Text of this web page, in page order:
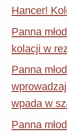
Hancer!
Panna
kolacji w
Panna
wpada w
Panna